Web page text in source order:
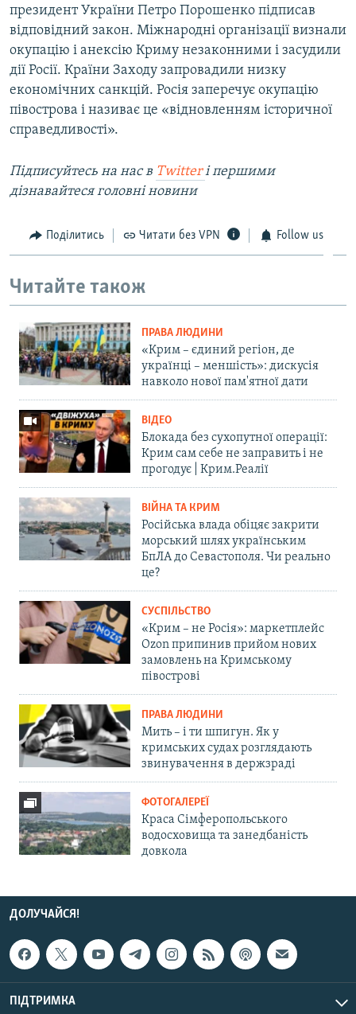
президент України Петро Порошенко підписав
відповідний закон. Міжнародні організації визнали
окупацію і анексію Криму незаконними і засудили
дії Росії. Країни Заходу запровадили низку
економічних санкцій. Росія заперечує окупацію
півострова і називає це «відновленням історичної
справедливості».
Підписуйтесь на наc в Twitterі першими
дізнавайтеся головні новини
Поділитись Читати без VPN Follow us
Читайте також
ПРАВА ЛЮДИНИ
«Крим – єдиний регіон, де
українці – меншість»: дискусія
навколо нової пам'ятної дати
ВІДЕО
Блокада без сухопутної операції:
Крим сам себе не заправить і не
прогодує | Крим.Реалії
ВІЙНА ТА КРИМ
Російська влада обіцяє закрити
морський шлях українським
БпЛА до Севастополя. Чи реально
це?
СУСПІЛЬСТВО
«Крим – не Росія»: маркетплейс
Ozon припинив прийом нових
замовлень на Кримському
півострові
ПРАВА ЛЮДИНИ
Мить – і ти шпигун. Як у
кримських судах розглядають
звинувачення в держзраді
ФОТОГАЛЕРЕЇ
Краса Сімферопольського
водосховища та занедбаність
довкола
ДОЛУЧАЙСЯ!
ПІДТРИМКА